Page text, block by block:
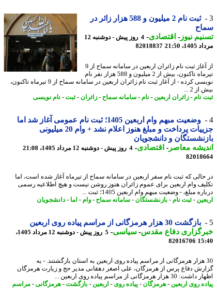
ثبت نام 2 میلیون و 588 هزار زائر در
نیوز-اقتصادی-
4 روز پیش - دوشنبه 12
21:50
82018837
از آغاز ثبت نام زائران اربعین در سامانه سماح از 9
تیرماه تاکنون، بیش از 2 میلیون و 588 هزار نفر نام
نویسی کرده - از آغاز ثبت نام زائران اربعین در سامانه سماح از 9 تیرماه تاکنون،
2 ...
نام-زائران اربعین -نام -سامانه سماح-زائران- ثبت -نام نویسی
وضعیت مبهم وام اربعین 1405؛ ثبت نام عمومی آغاز شد اما
جزییات پرداخت و مبلغ هنوز اعلام نشد + وام 20 میلیونی
و دانشجویان
معاصر-اقتصادی-4 روز پیش - دوشنبه 12 مرداد 1405، 21:08
که ثبت نام سفر اربعین در سامانه سماح از تیرماه آغاز شده است، اما
وام اربعین برای عموم زائران هنوز روشن نیست و هیچ اطلاعیه رسمی
مبلغ، - وضعیت مبهم وام اربعین 1405؛ ثبت ...
-ثبت نام-بازنشستگان-سامانه سماح-وام-اما - دانشجویان
بازگشت 30 هزار هرمزگانی از مراسم پیاده روی اربعین
دفاع مقدس-سیاسی-
5 روز پیش - دوشنبه 12 مرداد 1405،
82016706
هزار هرمزگانی از مراسم پیاده روی اربعین به استان بازگشتند. - به
دفاع پرس از هرمزگان، علی اصغر دهقانی مدیر حج و زیارت هرمزگان
هزار هرمزگانی از مراسم پیاده روی اربعین ...
روی اربعین -هرمزگان -پیاده روی -اربعین -بازگشت-هرمزگانی-مراسم